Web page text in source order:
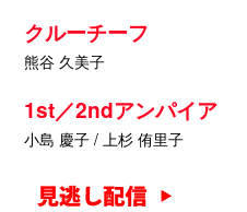
クルーチーフ
熊谷 久美子
1st／2ndアンパイア
小島 慶子 / 上杉 侑里子